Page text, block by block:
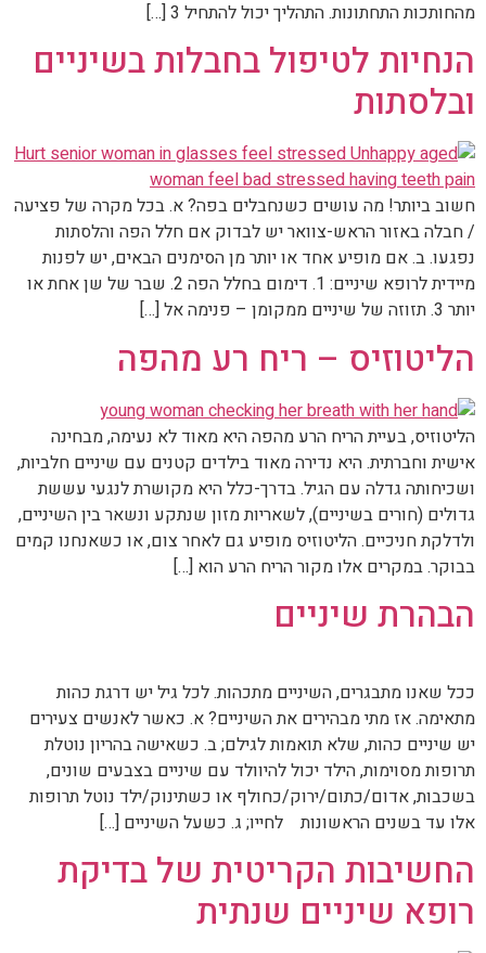
מהחותכות התחתונות. התהליך יכול להתחיל 3 […]
הנחיות לטיפול בחבלות בשיניים
ובלסתות
חשוב ביותר! מה עושים כשנחבלים בפה? א. בכל מקרה של פציעה
/ חבלה באזור הראש-צוואר יש לבדוק אם חלל הפה והלסתות
נפגעו. ב. אם מופיע אחד או יותר מן הסימנים הבאים, יש לפנות
מיידית לרופא שיניים: 1. דימום בחלל הפה 2. שבר של שן אחת או
יותר 3. תזוזה של שיניים ממקומן – פנימה אל […]
הליטוזיס – ריח רע מהפה
הליטוזיס, בעיית הריח הרע מהפה היא מאוד לא נעימה, מבחינה
אישית וחברתית. היא נדירה מאוד בילדים קטנים עם שיניים חלביות,
ושכיחותה גדלה עם הגיל. בדרך-כלל היא מקושרת לנגעי עששת
גדולים (חורים בשיניים), לשאריות מזון שנתקע ונשאר בין השיניים,
ולדלקת חניכיים. הליטוזיס מופיע גם לאחר צום, או כשאנחנו קמים
בבוקר. במקרים אלו מקור הריח הרע הוא […]
הבהרת שיניים
ככל שאנו מתבגרים, השיניים מתכהות. לכל גיל יש דרגת כהות
מתאימה. אז מתי מבהירים את השיניים? א. כאשר לאנשים צעירים
יש שיניים כהות, שלא תואמות לגילם; ב. כשאישה בהריון נוטלת
תרופות מסוימות, הילד יכול להיוולד עם שיניים בצבעים שונים,
בשכבות, אדום/כתום/ירוק/כחולף או כשתינוק/ילד נוטל תרופות
אלו עד בשנים הראשונות לחייו; ג. כשעל השיניים […]
החשיבות הקריטית של בדיקת
רופא שיניים שנתית